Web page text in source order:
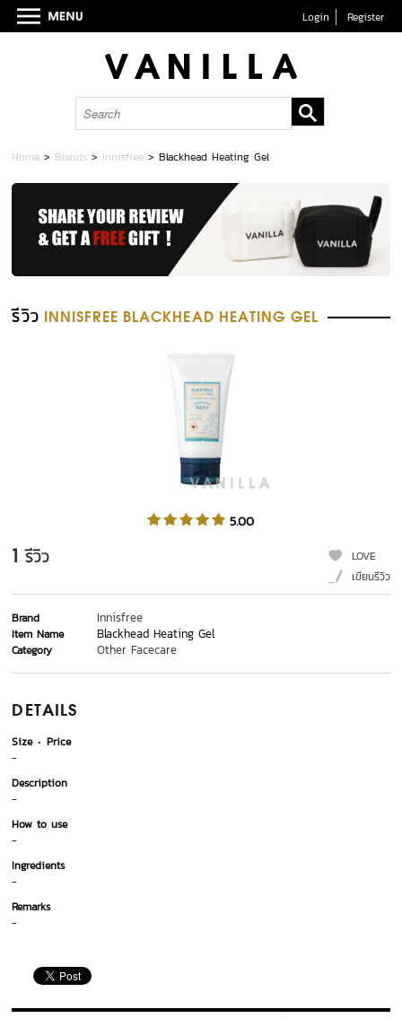
Login Register
Home > Brands > Innisfree >Blackhead Heating Gel
รีวิว INNISFREE BLACKHEAD HEATING GEL
5.00
1 รีวิว
LOVE
เขียนรีวิว
Brand Innisfree
Item Name Blackhead Heating Gel
Category Other Facecare
DETAILS
Size
Price
-
Description
-
How to use
-
Ingredients
-
Remarks
-